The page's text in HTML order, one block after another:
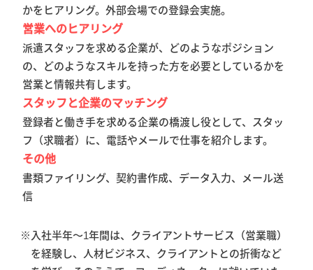
かをヒアリング。外部会場での登録会実施。
営業へのヒアリング
派遣スタッフを求める企業が、どのようなポジション
の、どのようなスキルを持った方を必要としているかを
営業と情報共有します。
スタッフと企業のマッチング
登録者と働き手を求める企業の橋渡し役として、スタッ
フ（求職者）に、電話やメールで仕事を紹介します。
その他
書類ファイリング、契約書作成、データ入力、メール送
信
入社半年～1年間は、クライアントサービス（営業職）
を経験し、人材ビジネス、クライアントとの折衝など